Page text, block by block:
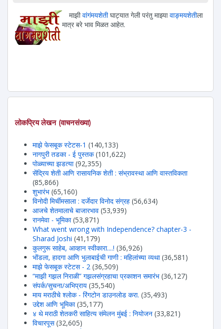
माझीवांगंमयशेतीघाट्यात गेली परंतु माझ्यावाङ्मयशेतीला
मात्र बरे भाव मिळत आहेत.
लोकप्रिय लेखन (वाचनसंख्या)
माझे फेसबूक स्टेटस-1 (140,133)
नागपुरी तडका - ई पुस्तक (101,622)
पोळ्याच्या झडत्या (92,355)
सेंद्रिय शेती आणि रासायनिक शेती : संभ्रावस्था आणि वास्तविकता
(85,866)
शुभारंभ (65,160)
विनोदी मिर्चीमसाला : दर्जेदार विनोद संग्रह (56,634)
आजचे शेतमालाचे बाजारभाव (53,939)
रानमेवा - भूमिका (53,871)
What went wrong with Independence? chapter-3 -
Sharad Joshi (41,179)
कुलगुरू साहेब, आव्हान स्वीकारा....! (36,926)
भोंडला, हादगा आणि भुलाबाईची गाणी : महिलांच्या व्यथा (36,581)
माझे फेसबूक स्टेटस - 2 (36,509)
“माझी गझल निराळी” गझलसंग्रहाचा प्रकाशन समारंभ (36,127)
संपर्क/सुचना/अभिप्राय (35,540)
माय मराठीचे श्लोक - रिंगटोन डाउनलोड करा. (35,493)
उद्देश आणि भूमिका (35,177)
४ थे मराठी शेतकरी साहित्य संमेलन मुंबई : नियोजन (33,821)
विचारपूस (32,605)